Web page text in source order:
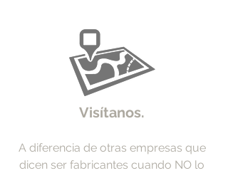
Visítanos.
A diferencia de otras empresas que
dicen ser fabricantes cuando NO lo